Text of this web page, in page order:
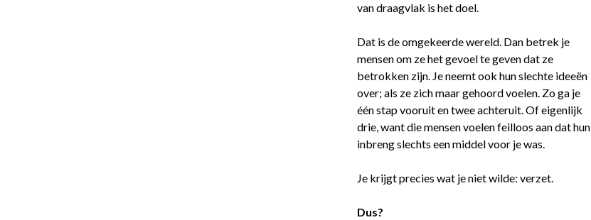
van draagvlak is het doel.
Dat is de omgekeerde wereld. Dan betrek je
mensen om ze het gevoel te geven dat ze
betrokken zijn. Je neemt ook hun slechte ideeën
over; als ze zich maar gehoord voelen. Zo ga je
één stap vooruit en twee achteruit. Of eigenlijk
drie, want die mensen voelen feilloos aan dat hun
inbreng slechts een middel voor je was.
Je krijgt precies wat je niet wilde: verzet.
Dus?